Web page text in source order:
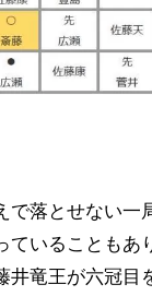
で落とせない一
いることもあ
竜王が六冠目